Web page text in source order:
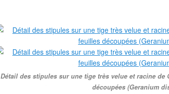
Détail des stipules sur une tige très velue et racine de
découpées (Geranium